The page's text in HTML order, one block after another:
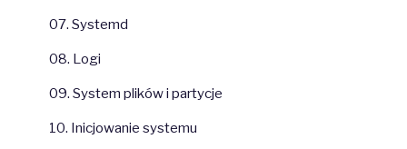
07. Systemd
08. Logi
09. System plików i partycje
10. Inicjowanie systemu